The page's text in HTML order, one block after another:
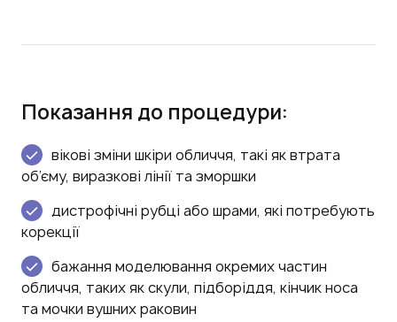
Показання до процедури:
вікові зміни шкіри обличчя, такі як втрата
об’єму, виразкові лінії та зморшки
дистрофічні рубці або шрами, які потребують
корекції
бажання моделювання окремих частин
обличчя, таких як скули, підборіддя, кінчик носа
та мочки вушних раковин